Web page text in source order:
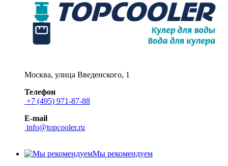
Москва, улица Введенского, 1
Телефон
+7 (495) 971-87-88
E-mail
info@topcooler.ru
Мы рекомендуем